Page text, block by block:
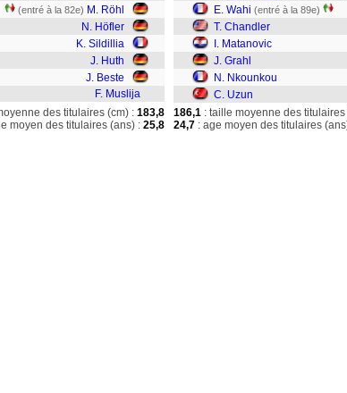
(entré à la 82e) M. Röhl
N. Höfler
K. Sildillia
J. Huth
J. Beste
F. Muslija
E. Wahi (entré à la 89e)
T. Chandler
I. Matanovic
J. Grahl
N. Nkounkou
C. Uzun
des titulaires (cm) : 183,8
moyen des titulaires (ans) : 25,8
186,1 : taille moyenne des titulaires
24,7 : age moyen des titulaires